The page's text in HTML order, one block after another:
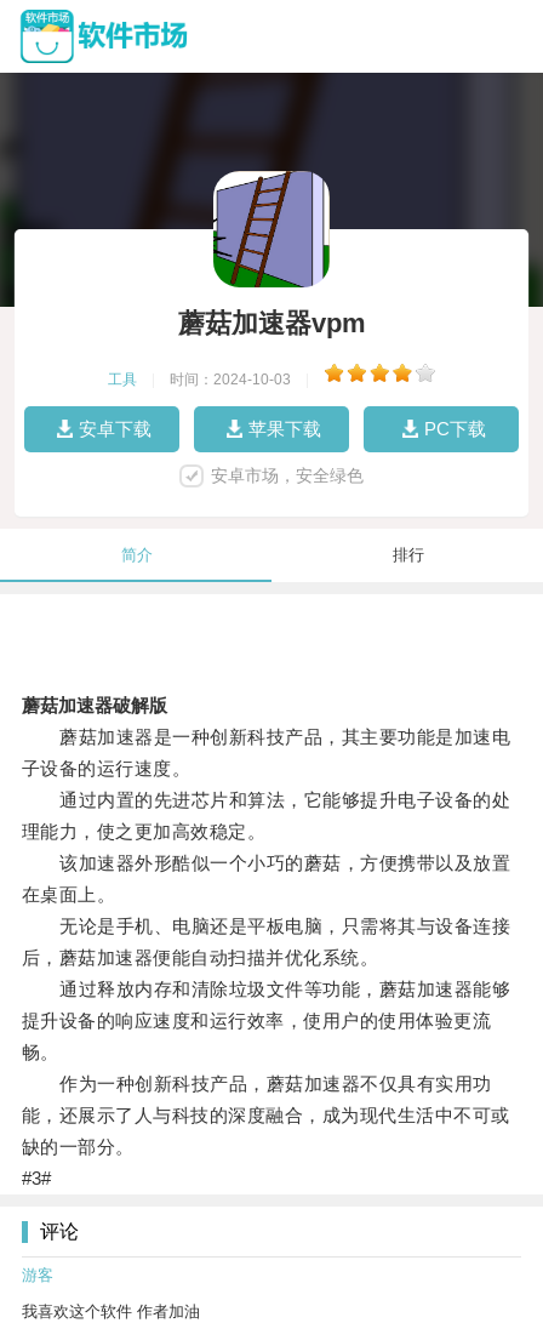
蘑菇加速器vpm
工具 时间：2024-10-03
安卓下载 苹果下载 PC下载
安卓市场，安全绿色
简介 排行
蘑菇加速器破解版
蘑菇加速器是一种创新科技产品，其主要功能是加速电
子设备的运行速度。
通过内置的先进芯片和算法，它能够提升电子设备的处
理能力，使之更加高效稳定。
该加速器外形酷似一个小巧的蘑菇，方便携带以及放置
在桌面上。
无论是手机、电脑还是平板电脑，只需将其与设备连接
后，蘑菇加速器便能自动扫描并优化系统。
通过释放内存和清除垃圾文件等功能，蘑菇加速器能够
提升设备的响应速度和运行效率，使用户的使用体验更流
畅。
作为一种创新科技产品，蘑菇加速器不仅具有实用功
能，还展示了人与科技的深度融合，成为现代生活中不可或
缺的一部分。
#3#
评论
游客
我喜欢这个软件 作者加油